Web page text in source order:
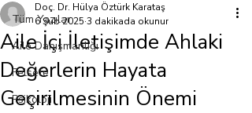
Tüm Yazılar
Aile Danışmanlığı
Felsefe
Psikoloji
Aile İçi İletişimde Ahlaki
Değerlerin Hayata
Geçirilmesinin Önemi
Doç. Dr. Hülya Öztürk Karataş
6 Şub 2025 3 dakikada okunur